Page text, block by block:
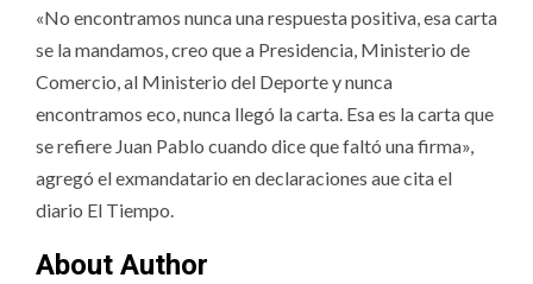
«No encontramos nunca una respuesta positiva, esa carta
se la mandamos, creo que a Presidencia, Ministerio de
Comercio, al Ministerio del Deporte y nunca
encontramos eco, nunca llegó la carta. Esa es la carta que
se refiere Juan Pablo cuando dice que faltó una firma»,
agregó el exmandatario en declaraciones aue cita el
diario El Tiempo.
About Author